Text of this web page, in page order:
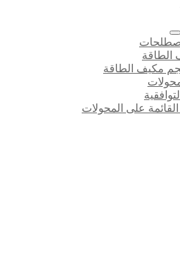
مكيف الطاقة
القائمة على المحولات